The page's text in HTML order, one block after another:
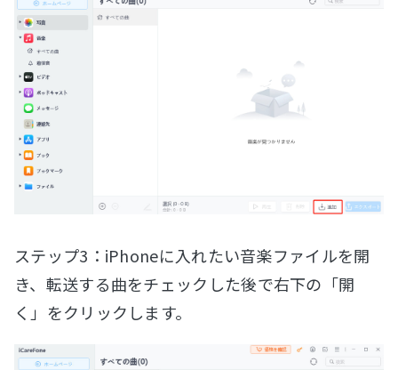
ステップ3：iPhoneに入れたい音楽ファイルを開
き、転送する曲をチェックした後で右下の「開
く」をクリックします。